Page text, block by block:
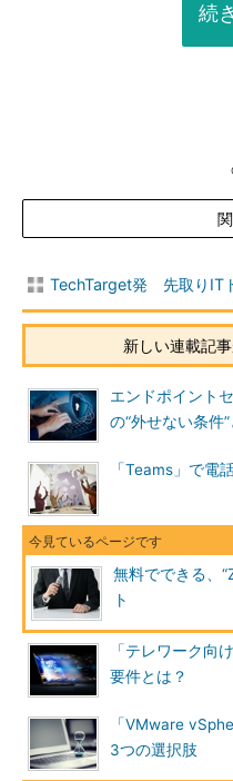
続
TechTarget発 先取りIT
新しい連載記
エンドポイント
の“外せない条件”
「Teams」で電
無料でできる、
ト
「テレワーク向
要件とは？
「VMware
3つの選択肢